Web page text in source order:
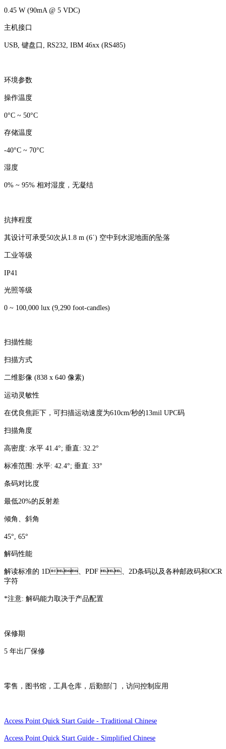
0.45 W (90mA @ 5 VDC)
主机接口
USB, 键盘口, RS232, IBM 46xx (RS485)
环境参数
操作温度
0°C ~ 50°C
存储温度
-40°C ~ 70°C
湿度
0% ~ 95% 相对湿度，无凝结
抗摔程度
其设计可承受50次从1.8 m (6´) 空中到水泥地面的坠落
工业等级
IP41
光照等级
0 ~ 100,000 lux (9,290 foot-candles)
扫描性能
扫描方式
二维影像 (838 x 640 像素)
运动灵敏性
在优良焦距下，可扫描运动速度为610cm/秒的13mil UPC码
扫描角度
高密度: 水平 41.4°; 垂直: 32.2°
标准范围: 水平: 42.4°; 垂直: 33°
条码对比度
最低20%的反射差
倾角、斜角
45°, 65°
解码性能
解读标准的 1D、PDF 、2D条码以及各种邮政码和OCR
字符
*注意: 解码能力取决于产品配置
保修期
5 年出厂保修
零售，图书馆，工具仓库，后勤部门 ，访问控制应用
Access Point Quick Start Guide - Traditional Chinese
Access Point Quick Start Guide - Simplified Chinese